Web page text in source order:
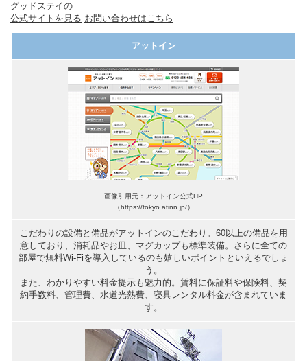
グッドステイの
公式サイトを見る お問い合わせはこちら
アットイン
画像引用元：アットイン公式HP
（https://tokyo.atinn.jp/）
こだわりの設備と備品がアットインのこだわり。60以上の備品を用
意しており、消耗品やお皿、マグカップも標準装備。さらに全ての
部屋で無料Wi-Fiを導入しているのも嬉しいポイントといえるでしょ
う。
また、わかりやすい料金提示も魅力的。賃料に保証料や保険料、契
約手数料、管理費、水道光熱費、寝具レンタル料金が含まれていま
す。